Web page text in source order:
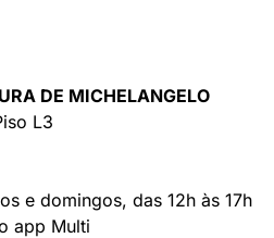
DE MICHELANGELO
L3
e domingos, das 12h às 17h
app Multi